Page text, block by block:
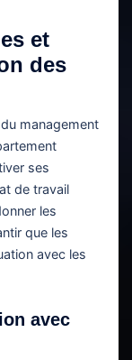
et
des
management
ses
de travail
les
que les
avec les
avec